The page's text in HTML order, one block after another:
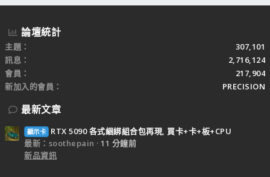
論壇統計
主題
307,101
訊息
2,716,124
會員
217,904
新加入的會員
PRECISION
最新文章
顯示卡
RTX 5090 各式綑綁組合包再現, 買卡+卡+板+CPU
最新：soothepain
11 分鐘前
新品資訊